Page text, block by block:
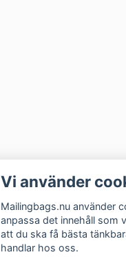
Vi använder
Mailingbags.nu använder
anpassa det innehåll som
att du ska få bästa
handlar hos oss.